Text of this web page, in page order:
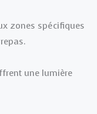
zones spécifiques
une lumière